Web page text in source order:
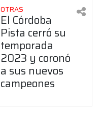
OTRAS
El Córdoba
Pista cerró su
temporada
2023 y coronó
a sus nuevos
campeones